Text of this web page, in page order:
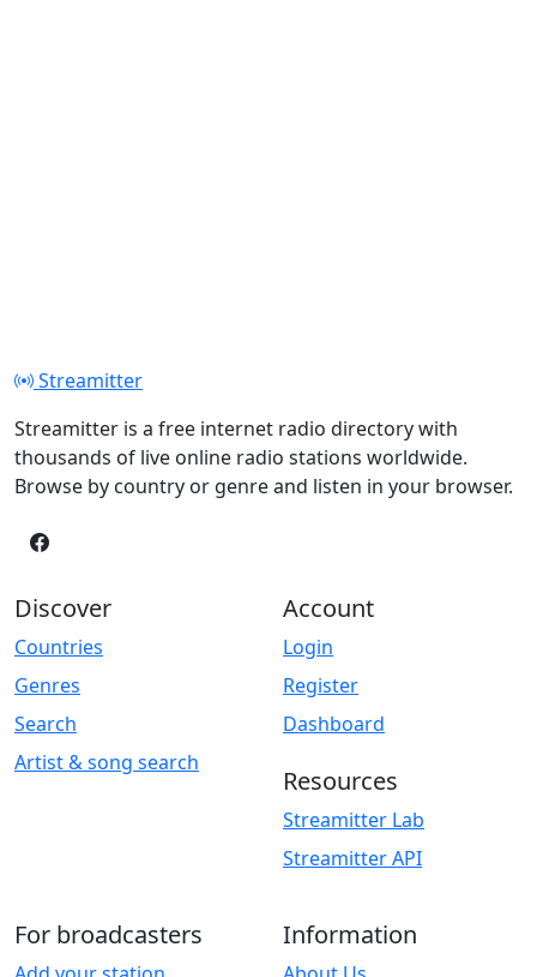
Streamitter
Streamitter is a free internet radio directory with
thousands of live online radio stations worldwide.
Browse by country or genre and listen in your browser.
Discover
Countries
Genres
Search
Artist & song search
Account
Login
Register
Dashboard
Resources
Streamitter Lab
Streamitter API
For broadcasters Information